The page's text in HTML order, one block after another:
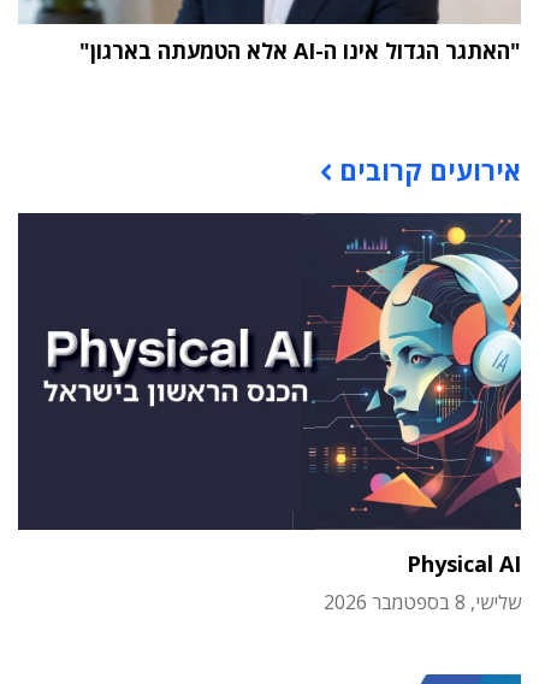
"האתגר הגדול אינו ה-AI אלא הטמעתה בארגון"
אירועים קרובים
Physical AI
שלישי, 8 בספטמבר 2026